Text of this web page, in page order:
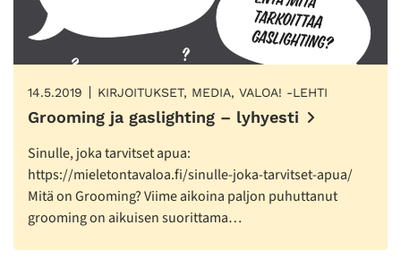
14.5.2019 KIRJOITUKSET, MEDIA, VALOA! -LEHTI
Grooming ja gaslighting – lyhyesti
Sinulle, joka tarvitset apua:
https://mieletontavaloa.fi/sinulle-joka-tarvitset-apua/
Mitä on Grooming? Viime aikoina paljon puhuttanut
grooming on aikuisen suorittama…